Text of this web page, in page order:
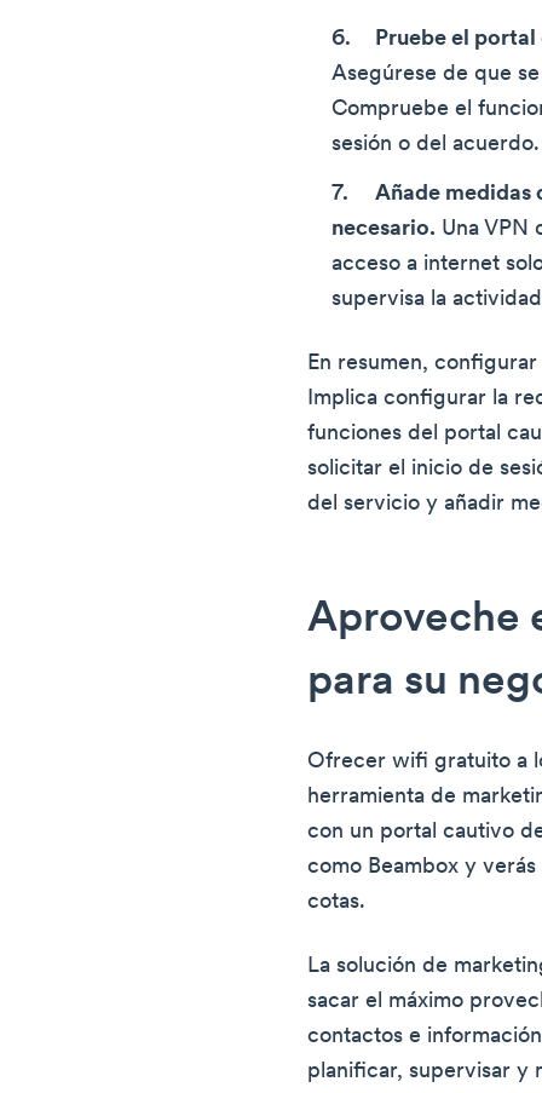
Pruebe el
Asegúrese de que
Compruebe el
sesión o del acuerdo.
Añade medidas
necesario. Una VPN
acceso a internet
supervisa la
En resumen,
Implica configurar la
funciones del portal
solicitar el inicio de
del servicio y añadir
Aproveche
para su
Ofrecer wifi gratuito a
herramienta de
con un portal cautivo
como Beambox y
cotas.
La solución de
sacar el máximo
contactos e
planificar, supervisar y